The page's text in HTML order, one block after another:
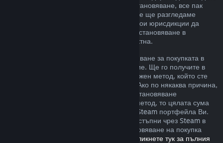
извън описаните от нас правила за възстановяване, все пак
можете да изискате възстановяване и ние ще разгледаме
случая. Възможно е потребителите в някои юрисдикции да
разполагат с допълнителни права за възстановяване в
обстоятелства, при които играта е дефектна.
Ще Ви бъде отпуснато пълно възстановяване за покупката в
рамките на една седмица след одобрение. Ще го получите в
Steam портфейла или чрез същия платежен метод, който сте
използвали, за да направите покупката. Ако по някаква причина,
Steam няма възможност да отпусне възстановяване
посредством първоначалния платежен метод, то цялата сума
ще бъде предоставена като кредит към Steam портфейла Ви.
(Възможно е някои платежни методи, достъпни чрез Steam в
държавата Ви, да не поддържат възстановяване на покупка
Кликнете тук за пълния